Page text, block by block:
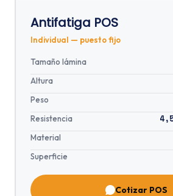
Antifatiga POS
Individual — puesto fijo
Tamaño lámina
Altura
Peso
Resistencia
Material
Superficie
Cotizar POS